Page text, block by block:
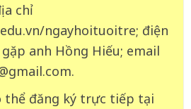
chỉ
ngayhoituoitre; điện
anh Hồng Hiếu; email
thể đăng ký trực tiếp tại